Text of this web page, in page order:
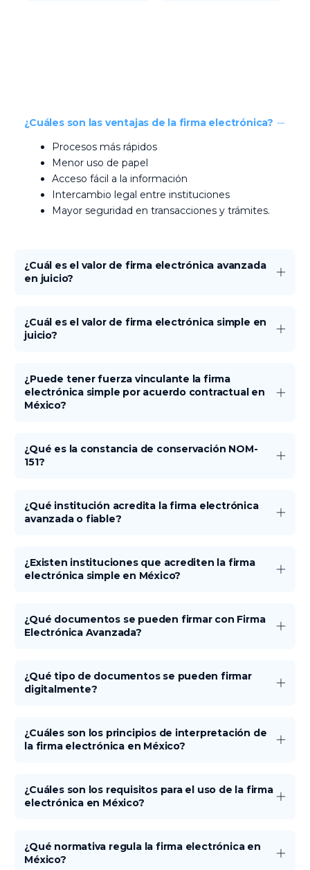
¿Cuáles son las ventajas de la firma electrónica?
Procesos más rápidos
Menor uso de papel
Acceso fácil a la información
Intercambio legal entre instituciones
Mayor seguridad en transacciones y trámites.
¿Cuál es el valor de firma electrónica avanzada
en juicio?
¿Cuál es el valor de firma electrónica simple en
juicio?
¿Puede tener fuerza vinculante la firma
electrónica simple por acuerdo contractual en
México?
¿Qué es la constancia de conservación NOM-
151?
¿Qué institución acredita la firma electrónica
avanzada o fiable?
¿Existen instituciones que acrediten la firma
electrónica simple en México?
¿Qué documentos se pueden firmar con Firma
Electrónica Avanzada?
¿Qué tipo de documentos se pueden firmar
digitalmente?
¿Cuáles son los principios de interpretación de
la firma electrónica en México?
¿Cuáles son los requisitos para el uso de la firma
electrónica en México?
¿Qué normativa regula la firma electrónica en
México?